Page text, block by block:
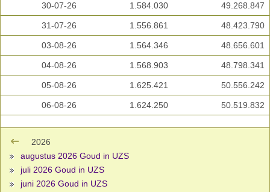
30-07-26 1.584.030 49.268.847
31-07-26 1.556.861 48.423.790
03-08-26 1.564.346 48.656.601
04-08-26 1.568.903 48.798.341
05-08-26 1.625.421 50.556.242
06-08-26 1.624.250 50.519.832
2026
augustus 2026 Goud in UZS
juli 2026 Goud in UZS
juni 2026 Goud in UZS